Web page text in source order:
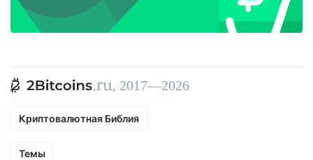
, 2017—2026
Криптовалютная Библия
Темы